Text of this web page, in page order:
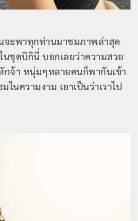
จะพาทุกท่านมาชมภาพล่าสุด
นชุดบิกินี่ บอกเลยว่าความสวย
กจ้า หนุ่มๆหลายคนก็พากันเข้า
นความงาม เอาเป็นว่าเราไป